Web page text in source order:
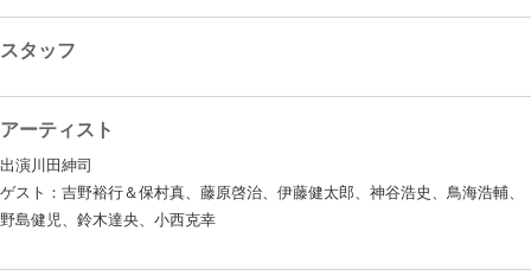
スタッフ
アーティスト
出演川田紳司
ゲスト：吉野裕行＆保村真、藤原啓治、伊藤健太郎、神谷浩史、鳥海浩輔、
野島健児、鈴木達央、小西克幸